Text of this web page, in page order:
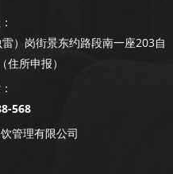
）岗街景东约路段南一座203自
所申报）
568
管理有限公司